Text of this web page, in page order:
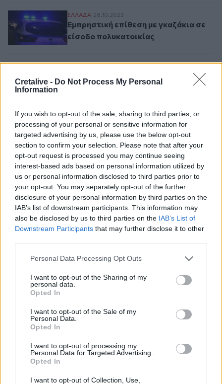
Cretalive - Do Not Process My Personal
Information
If you wish to opt-out of the sale, sharing to third parties, or
processing of your personal or sensitive information for
targeted advertising by us, please use the below opt-out
section to confirm your selection. Please note that after your
opt-out request is processed you may continue seeing
interest-based ads based on personal information utilized by
us or personal information disclosed to third parties prior to
your opt-out. You may separately opt-out of the further
disclosure of your personal information by third parties on the
IAB’s list of downstream participants. This information may
also be disclosed by us to third parties on the IAB’s List of
Downstream Participants that may further disclose it to other
Personal Data Processing Opt Outs
I want to opt-out of the Sharing of my
personal data.
Opted In
I want to opt-out of the Sale of my
Personal Data.
Opted In
I want to opt-out of processing my
Personal Data for Targeted Advertising.
Opted In
I want to opt-out of Collection, Use,
Εμπρηστική επίθεση με γκαζάκια σε
ΕΛΛAΔΑ 28.10.2023
Εμπρηστική επίθεση με γκαζάκια σε
είσοδο πολυκατοικίας
Σελιδοποίηση
Προηγούμενη σελίδα
Current page
1 Next page
Ροή ειδήσεων Δημοφιλή
Το Μουσείο Μόδας στο Μπαθ έλαβε 7,2 εκ. λίρες για τη
μεταφορά σε ιστορικό κτίριο
12:31
Φεστιβάλ Κρήτης: Μάγεψε η μουσικοχορευτική
παράσταση "Donna Nobis Pace - Echoes of Hope"» -
Κατάμεστο το "Μάνος Χατζιδάκις"
Ο Ντ. Τραμπ αρνείται ότι αντιμετωπίζει έλλειψη
πυρομαχικών
Οι φίλοι της ΑΕΚ κάνουν … ανάρπαστα τα εισιτήρια του
Super Cup με τον ΟΦΗ!
ΥΠΠΟ: Αυτοψία της Λ. Μενδώνη στα Αιγόσθενα για τις